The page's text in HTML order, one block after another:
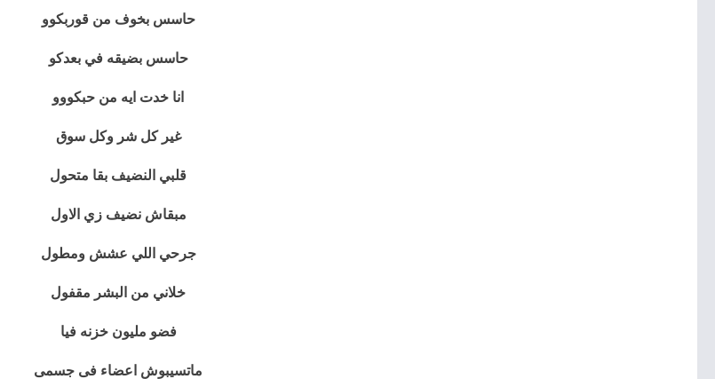
حاسس بخوف من قوربكوو
حاسس بضيقه في بعدكو
انا خدت ايه من حبكووو
غير كل شر وكل سوق
قلبي النضيف بقا متحول
مبقاش نضيف زي الاول
جرحي اللي عشش ومطول
خلاني من البشر مقفول
فضو مليون خزنه فيا
ماتسيبوش اعضاء فى جسمى